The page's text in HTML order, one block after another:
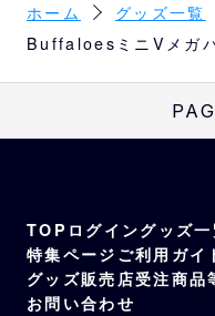
ホーム
グッズ一覧
BuffaloesミニVメガバ
TOP ログイングッズ一
特集ページ ご利用ガイ
グッズ販売店受注商品
お問い合わせ